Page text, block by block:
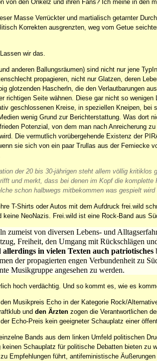
von den Onkelz und ihren Fans? Ich meine in den
Masse Verrückter und martialisch getarnter
Korrekten ausgrenzten, weg vom Getue
wir das.
anderen Ballungsräumen) sind nicht nur jene
propagieren, nicht nur Glatzen, deren
glotzenden Hascherln, die den Verlautbarungen
richtigen Seite wähnen. Diese gar nicht so
geschlossenen Kreise, in speziellen Kneipen, bei
wenig Grund zur Berichterstattung. Was dort
Potenzial, von dem man nach Anreicherung
Die vermutlich vorübergehende Existenz der
sie sich von ein paar Trullas aus der Femiecke
der 20 bis 30-jährigen steht allem völlig kritiklos
und merkt, dass bei denen im Kopf die
schon halbwegs mitbekommen was gespielt wird
T-Shirts oder Autos mit dem Aufdruck frei.wild
NeoNazis. Frei.wild ist eine Rock-Band aus
zumeist von diversen Lebens- und
Freiheit, den Umgang mit Rückschlägen
in vielen Texten auch patriotisches
der propagierten engen Verbundenheit zu
Musikgruppe angesehen zu werden.
hoch verdächtig. Und so kommt es, wie es
Musikpreis Echo in der Kategorie Rock/
und den Ärzten zogen die Verantwortlichen
Echo-Preis kein geeigneter Schauplatz einer
Bands aus dem linken Umfeld politischen
Schauplatz für politische Debatten bieten zu
Empfehlungen führt, antifeministische